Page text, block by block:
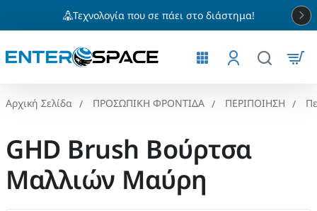
Τεχνολογία που σε πάει στο διάστημα!
ΠΡΟΣΩΠΙΚΗ ΦΡΟΝΤΙΔΑ ΠΕΡΙΠΟΙΗΣΗ
GHD Brush Βούρτσα
Μαλλιών Μαύρη